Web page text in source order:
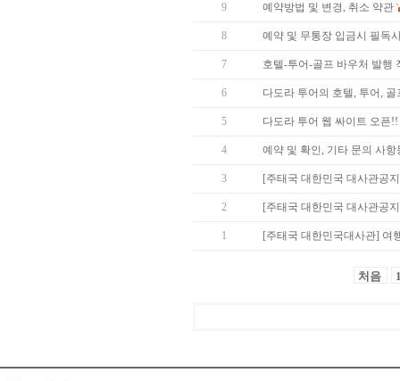
9 예약방법 및 변경, 취소 약관
8 예약 및 무통장 입금시 필독
7 호텔-투어-골프 바우처 발행
6 다도라 투어의 호텔, 투어,
5 다도라 투어 웹 싸이트 오픈!!
4 예약 및 확인, 기타 문의 사
3 [주태국 대한민국 대사관공
2 [주태국 대한민국 대사관공
1 [주태국 대한민국대사관]
처음